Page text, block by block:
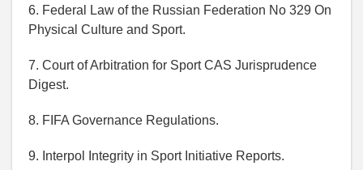
6. Federal Law of the Russian Federation No 329 On
Physical Culture and Sport.
7. Court of Arbitration for Sport CAS Jurisprudence
Digest.
8. FIFA Governance Regulations.
9. Interpol Integrity in Sport Initiative Reports.